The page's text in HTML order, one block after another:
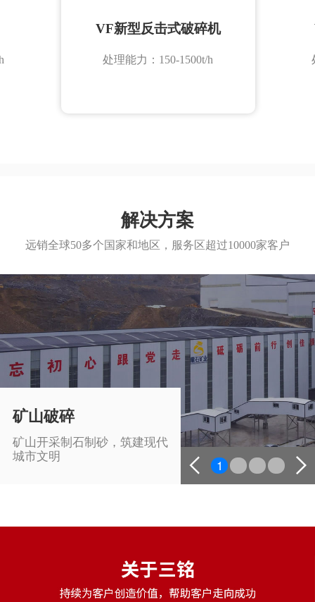
VF新型反击式破碎机
处理能力：150-1500t/h
解决方案
远销全球50多个国家和地区，服务区超过10000家客户
矿山破碎
矿山开采制石制砂，筑建现代
城市文明
1